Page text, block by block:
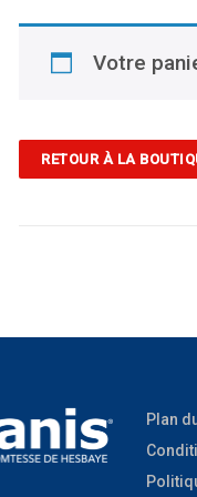
Votre
RETOUR À LA
Plan